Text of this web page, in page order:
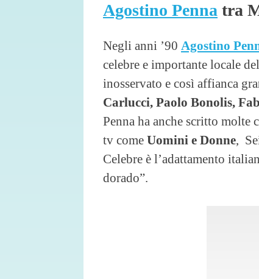
Agostino Penna tra
Negli anni ’90 Agostino
celebre e importante locale
inosservato e così affianca
Carlucci, Paolo Bonolis,
Penna ha anche scritto
tv come Uomini e Donne,
Celebre è l’adattamento
dorado”.